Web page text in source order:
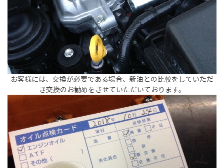
お客様には、交換が必要である場合、新油との比較をしていただ
き交換のお勧めをさせていただいております。